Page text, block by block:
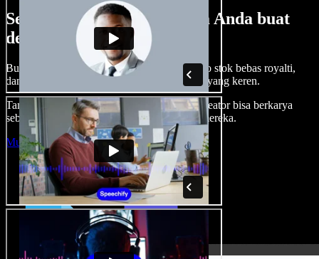
Sedikit contoh hal yang bisa Anda buat
dengan Speechify Studio.
Buat voice over, tambah gambar, audio, video stok bebas royalti,
dan kloning suara untuk proyek audio-video yang keren.
Tanpa kurva belajar, semua dari browser—kreator bisa berkarya
sebebas mungkin dan wujudkan ide kreatif mereka.
Mulai Studio